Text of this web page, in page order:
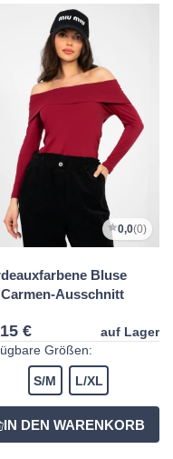
0,0(0)
Bluse
Ausschnitt
€
auf Lager
Größen:
S/M L/XL